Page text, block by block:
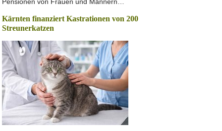
Kärnten finanziert Kastrationen von 200
Streunerkatzen